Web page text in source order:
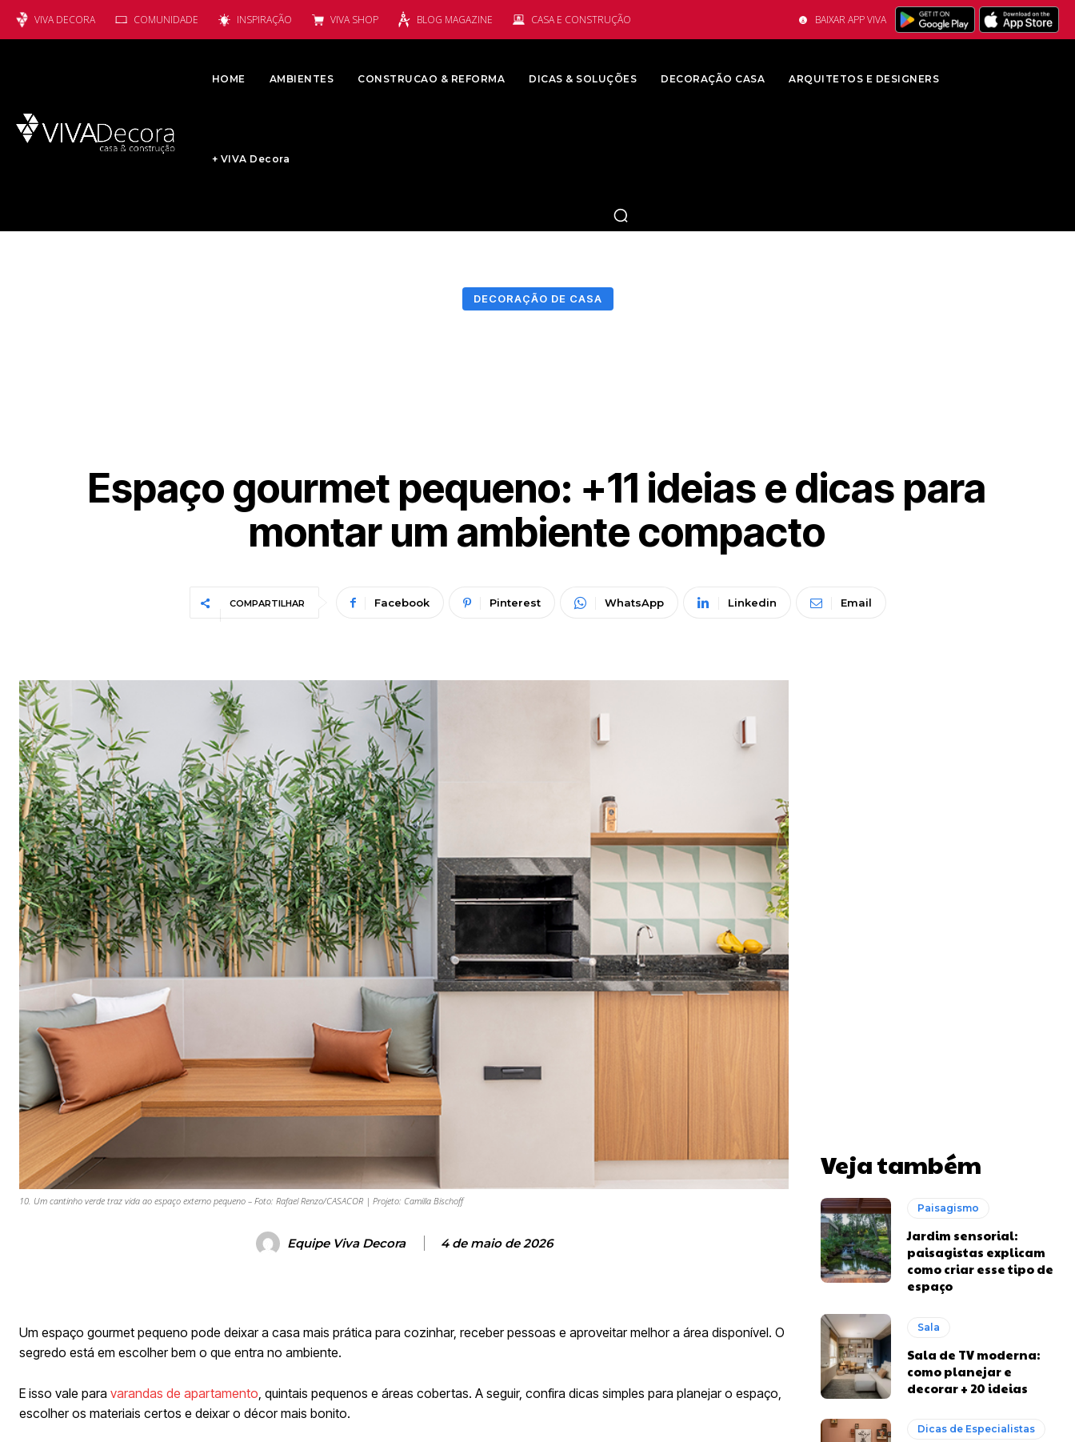
VIVA DECORA COMUNIDADE INSPIRAÇÃO VIVA SHOP BLOG MAGAZINE CASA E CONSTRUÇÃO BAIXAR APP VIVA
HOME AMBIENTES CONSTRUCAO & REFORMA DICAS & SOLUÇÕES DECORAÇÃO CASA ARQUITETOS E DESIGNERS
+ VIVA Decora
DECORAÇÃO DE CASA
Espaço gourmet pequeno: +11 ideias e dicas para
montar um ambiente compacto
COMPARTILHAR Facebook Pinterest WhatsApp Linkedin Email
10. Um cantinho verde traz vida ao espaço externo pequeno – Foto: Rafael Renzo/CASACOR | Projeto: Camilla Bischoff
Equipe Viva Decora 4 de maio de 2026
Um espaço gourmet pequeno pode deixar a casa mais prática para cozinhar, receber pessoas e aproveitar melhor a área disponível. O
segredo está em escolher bem o que entra no ambiente.
E isso vale para varandas de apartamento , quintais pequenos e áreas cobertas. A seguir, confira dicas simples para planejar o espaço,
escolher os materiais certos e deixar o décor mais bonito.
Veja também
Paisagismo
Jardim sensorial:
paisagistas explicam
como criar esse tipo de
espaço
Sala
Sala de TV moderna:
como planejar e
decorar + 20 ideias
Dicas de Especialistas